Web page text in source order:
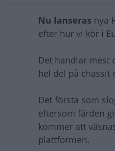
Nu lanseras nya
efter hur vi kör i
Det handlar mest
hel del på chassit
Det första som
eftersom färden
kommer att
plattformen.